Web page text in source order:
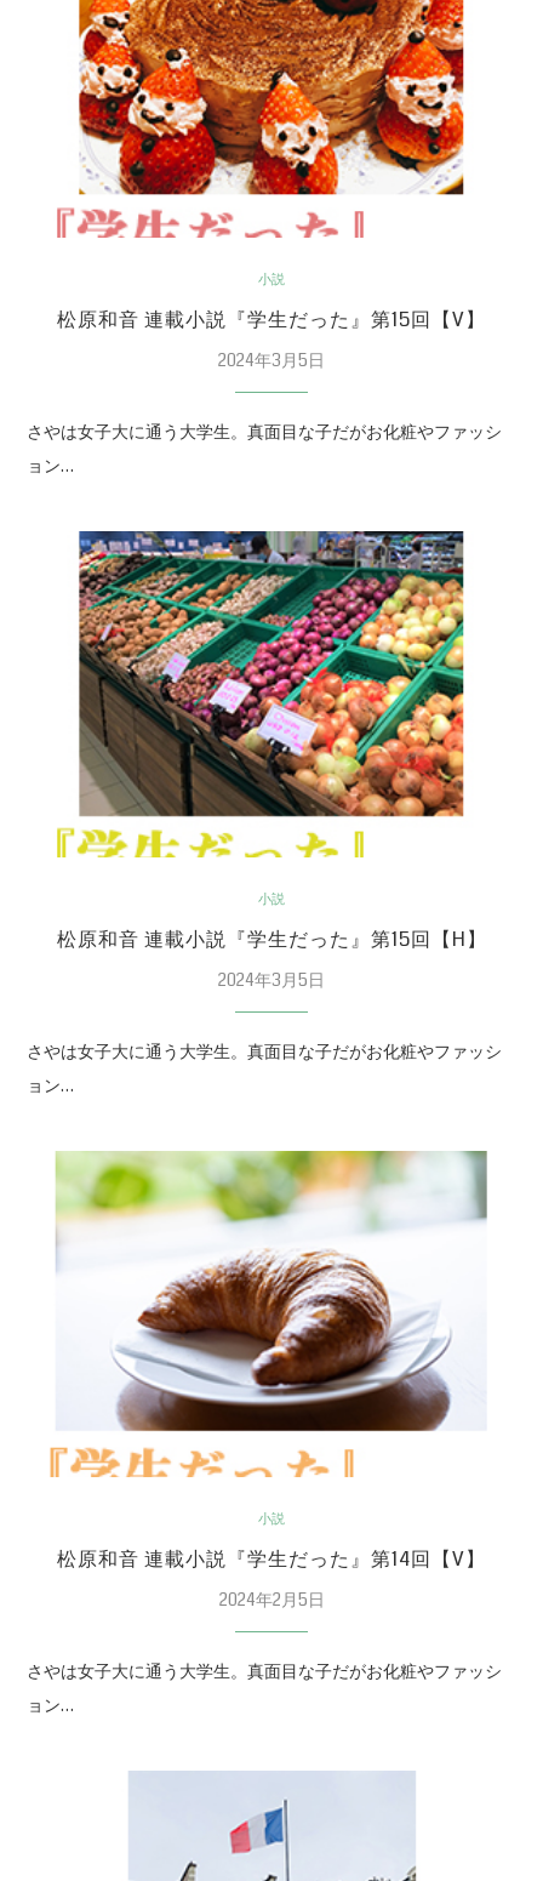
小説
松原和音 連載小説『学生だった』第15回【V】
2024年3月5日
さやは女子大に通う大学生。真面目な子だがお化粧やファッシ
ョン…
小説
松原和音 連載小説『学生だった』第15回【H】
2024年3月5日
さやは女子大に通う大学生。真面目な子だがお化粧やファッシ
ョン…
小説
松原和音 連載小説『学生だった』第14回【V】
2024年2月5日
さやは女子大に通う大学生。真面目な子だがお化粧やファッシ
ョン…